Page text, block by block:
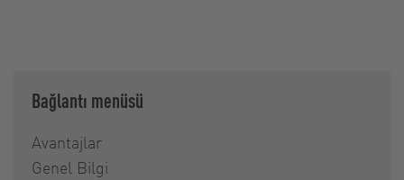
Bağlantı menüsü
Avantajlar
Genel Bilgi